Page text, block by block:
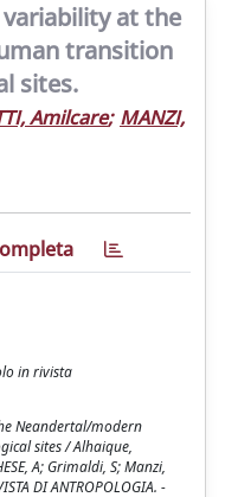
at the
transition
sites.
Amilcare; MANZI,
in rivista
Neandertal/modern
sites / Alhaique,
A; Grimaldi, S; Manzi,
DI ANTROPOLOGIA. -